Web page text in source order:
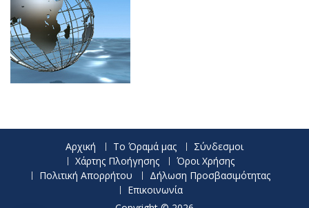
Αρχική Το Όραμά μας
Σύνδεσμοι
Χάρτης Πλοήγησης
Όροι Χρήσης
Πολιτική Απορρήτου
Δήλωση Προσβασιμότητας
Επικοινωνία